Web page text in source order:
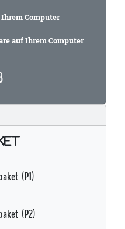
Computer
auf Ihrem Computer
(P1)
(P2)